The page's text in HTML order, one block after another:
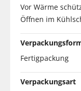
Vor Wärme
Öffnen im
Fertigpackung
Verpackungsart